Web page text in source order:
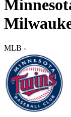
MLB -